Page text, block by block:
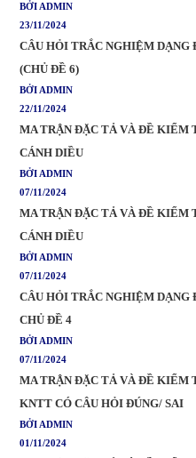
BỞI ADMIN
23/11/2024
CÂU HỎI TRẮC NGHIỆM DẠNG
(CHỦ ĐỀ 6)
BỞI ADMIN
22/11/2024
MA TRẬN ĐẶC TẢ VÀ ĐỀ KIỂM
CÁNH DIỀU
BỞI ADMIN
07/11/2024
MA TRẬN ĐẶC TẢ VÀ ĐỀ KIỂM
CÁNH DIỀU
BỞI ADMIN
07/11/2024
CÂU HỎI TRẮC NGHIỆM DẠNG
CHỦ ĐỀ 4
BỞI ADMIN
07/11/2024
MA TRẬN ĐẶC TẢ VÀ ĐỀ KIỂM
KNTT CÓ CÂU HỎI ĐÚNG/ SAI
BỞI ADMIN
01/11/2024